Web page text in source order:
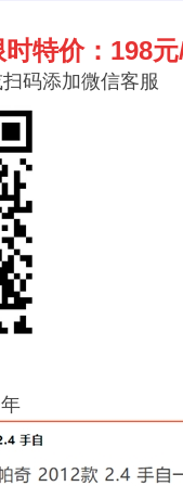
时特价：198
码添加微信客服